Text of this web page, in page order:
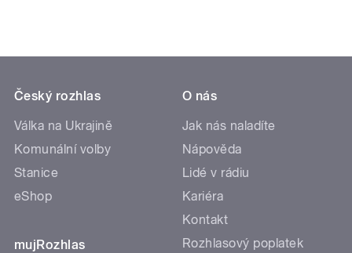
Český rozhlas
Válka na Ukrajině
Komunální volby
Stanice
eShop
mujRozhlas
O nás
Jak nás naladíte
Nápověda
Lidé v rádiu
Kariéra
Kontakt
Rozhlasový poplatek